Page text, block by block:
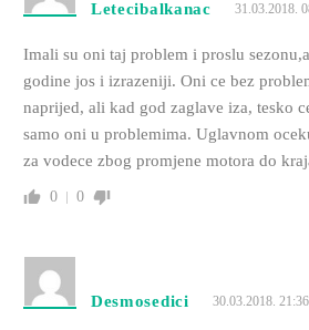
Letecibalkanac 31.03.2018.
Imali su oni taj problem i proslu
godine jos i izrazeniji. Oni ce bez
naprijed, ali kad god zaglave iza, tesko
samo oni u problemima. Uglavnom
za vodece zbog promjene motora do
0 0
Desmosedici 30.03.2018. 21:36